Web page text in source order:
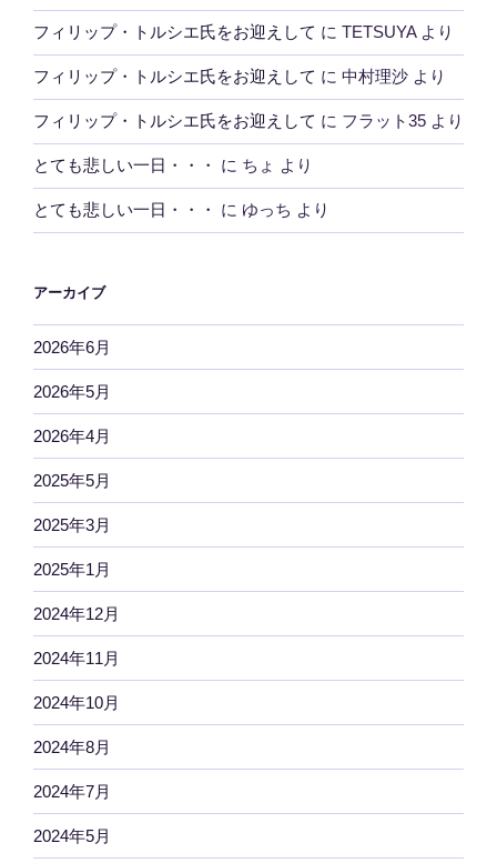
フィリップ・トルシエ氏をお迎えして に TETSUYAより
フィリップ・トルシエ氏をお迎えして に 中村理沙 より
フィリップ・トルシエ氏をお迎えして に フラット35 より
とても悲しい一日・・・ に ちょ より
とても悲しい一日・・・ に ゆっち より
アーカイブ
2026年6月
2026年5月
2026年4月
2025年5月
2025年3月
2025年1月
2024年12月
2024年11月
2024年10月
2024年8月
2024年7月
2024年5月